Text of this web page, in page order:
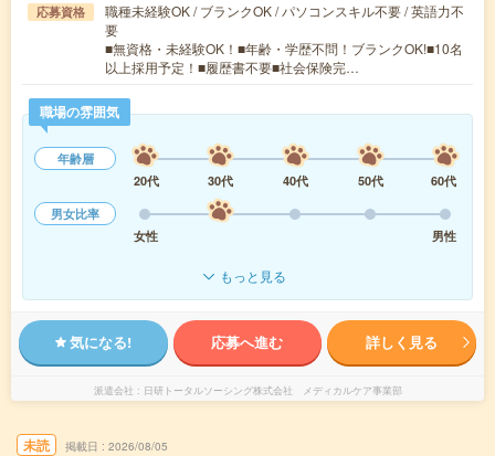
応募資格
職種未経験OK / ブランクOK / パソコンスキル不要 / 英語力不
要
■無資格・未経験OK！■年齢・学歴不問！ブランクOK!■10名
以上採用予定！■履歴書不要■社会保険完…
職場の雰囲気
年齢層
20代
30代 40代 50代
60代
男女比率
女性
男性
もっと見る
気になる! 応募へ進む 詳しく見る
派遣会社 日研トータルソーシング株式会社 メディカルケア事業部
未読 掲載日 2026/08/05